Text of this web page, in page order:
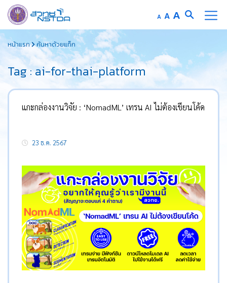
to
content
A Decrease
font
AReset
font
A Increase
font
หน้าแรก ค้นหาด้วยแท็ก
Tag : ai-for-thai-platform
แกะกล่องงานวิจัย : ‘NomadML’ เทรน AI ไม่ต้องเขียนโค้ด
23 ธ.ค. 2567